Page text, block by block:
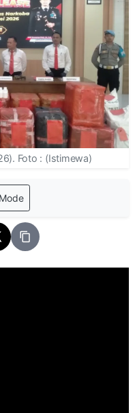
Foto : (Istimewa)
Mode